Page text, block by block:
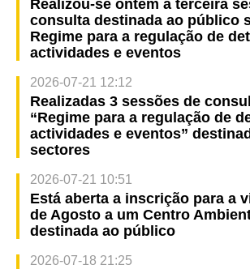
Realizou-se ontem a terceira
consulta destinada ao público
Regime para a regulação de
actividades e eventos
2026-07-21 12:12
Realizadas 3 sessões de
“Regime para a regulação de
actividades e eventos”
sectores
2026-07-21 10:51
Está aberta a inscrição para a
de Agosto a um Centro
destinada ao público
2026-07-18 21:25